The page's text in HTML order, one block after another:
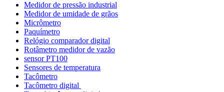
Medidor de pressão industrial
Medidor de umidade de grãos
Micrômetro
Paquímetro
Relógio comparador digital
Rotâmetro medidor de vazão
sensor PT100
Sensores de temperatura
Tacômetro
Tacômetro digital